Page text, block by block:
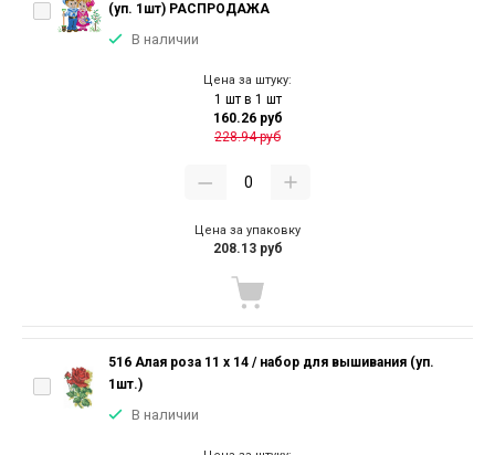
(уп. 1шт) РАСПРОДАЖА
В наличии
Цена за штуку:
1 шт в 1 шт
160.26 руб
228.94 руб
Цена за упаковку
208.13 руб
516 Алая роза 11 х 14 / набор для вышивания (уп.
1шт.)
В наличии